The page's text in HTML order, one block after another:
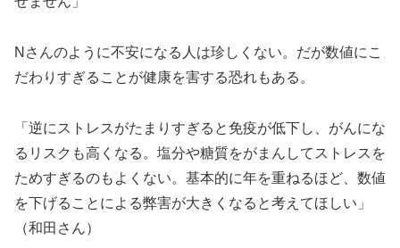
Nさんのように不安になる人は珍しくない。だが数値にこ
だわりすぎることが健康を害する恐れもある。
「逆にストレスがたまりすぎると免疫が低下し、がんにな
るリスクも高くなる。塩分や糖質をがまんしてストレスを
ためすぎるのもよくない。基本的に年を重ねるほど、数値
を下げることによる弊害が大きくなると考えてほしい」
（和田さん）